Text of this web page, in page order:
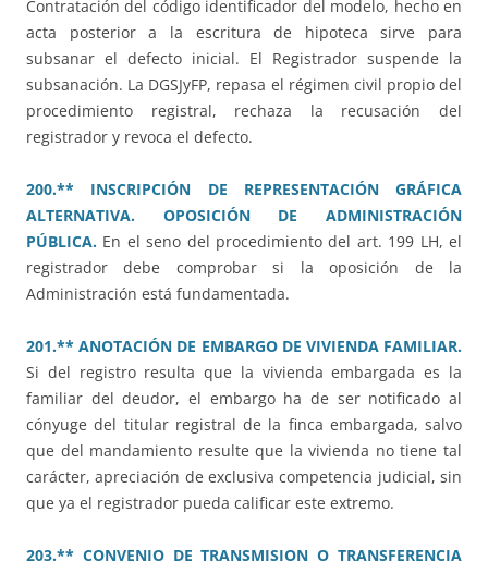
Contratación del código identificador del modelo, hecho en
acta posterior a la escritura de hipoteca sirve para
subsanar el defecto inicial. El Registrador suspende la
subsanación. La DGSJyFP, repasa el régimen civil propio del
procedimiento registral, rechaza la recusación del
registrador y revoca el defecto.
200.** INSCRIPCIÓN DE REPRESENTACIÓN GRÁFICA
ALTERNATIVA. OPOSICIÓN DE ADMINISTRACIÓN
PÚBLICA. En el seno del procedimiento del art. 199 LH, el
registrador debe comprobar si la oposición de la
Administración está fundamentada.
201.** ANOTACIÓN DE EMBARGO DE VIVIENDA FAMILIAR.
Si del registro resulta que la vivienda embargada es la
familiar del deudor, el embargo ha de ser notificado al
cónyuge del titular registral de la finca embargada, salvo
que del mandamiento resulte que la vivienda no tiene tal
carácter, apreciación de exclusiva competencia judicial, sin
que ya el registrador pueda calificar este extremo.
203.** CONVENIO DE TRANSMISION O TRANSFERENCIA